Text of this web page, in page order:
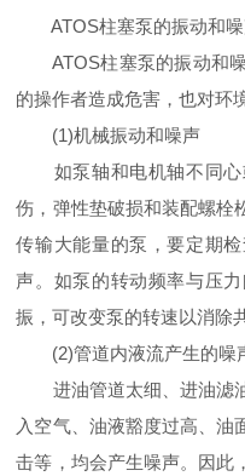
ATOS柱塞泵的振动和
ATOS柱塞泵的振动和噪
的操作者造成危害，也对环
(1)机械振动和噪声
如泵轴和电机轴不同心
伤，弹性垫破损和装配螺栓
传输大能量的泵，要定期
声。如泵的转动频率与压
振，可改变泵的转速以消除
(2)管道内液流产生的噪
进油管道太细、进油滤油
入空气、油液豁度过高、油
击等，均会产生噪声。因此